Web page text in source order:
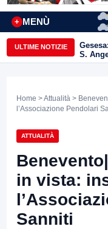
MENÙ
+
ULTIME NOTIZIE
S.
Home >Attualità >
l’Associazione Pendolari
ATTUALITÀ
in vista:
Sanniti